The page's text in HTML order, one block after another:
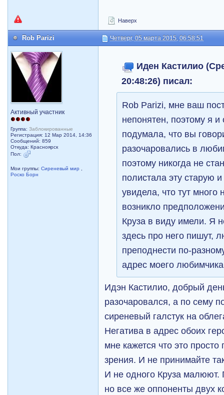
Наверх
Rob Parizi Четверг, 05 марта 2015, 06:58:51
Активный участник
Группа:Заблокированные
Регистрация: 12 Мар 2014, 14:36
Сообщений: 859
Откуда: Красноярск
Пол:
Мои группы:Сиреневый мир ,
Роско Борн
Иден Кастилио
20:48:26) писал:
Rob Parizi, мне ваш
непонятен, поэтому я
подумала, что вы
разочаровались в
поэтому никогда не
полистала эту старую
увидела, что тут много
возникло
Круза в виду имели. Я
здесь про него пишут,
преподнести по-
адрес моего
Идэн Кастилио, добрый
разочаровался, а по сему
сиреневый галстук на
Негатива в адрес обоих
мне кажется что это
зрения. И не принимайте
И не одного Круза малюют.
но все же оппоненты двух